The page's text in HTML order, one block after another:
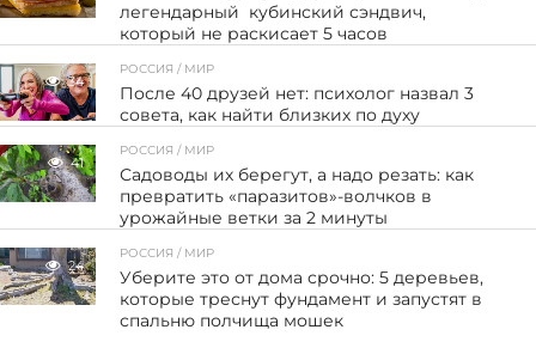
легендарный кубинский сэндвич,
который не раскисает 5 часов
34
РОССИЯ / МИР
После 40 друзей нет: психолог назвал 3
совета, как найти близких по духу
41
РОССИЯ / МИР
Садоводы их берегут, а надо резать: как
превратить «паразитов»-волчков в
урожайные ветки за 2 минуты
24
РОССИЯ / МИР
Уберите это от дома срочно: 5 деревьев,
которые треснут фундамент и запустят в
спальню полчища мошек